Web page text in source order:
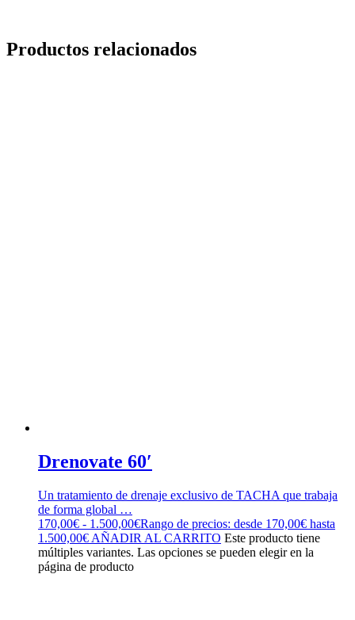
Productos relacionados
Drenovate 60′
Un tratamiento de drenaje exclusivo de TACHA que trabaja
de forma global …
170,00€ - 1.500,00€Rango de precios: desde 170,00€ hasta
1.500,00€ AÑADIR AL CARRITO Este producto tiene
múltiples variantes. Las opciones se pueden elegir en la
página de producto